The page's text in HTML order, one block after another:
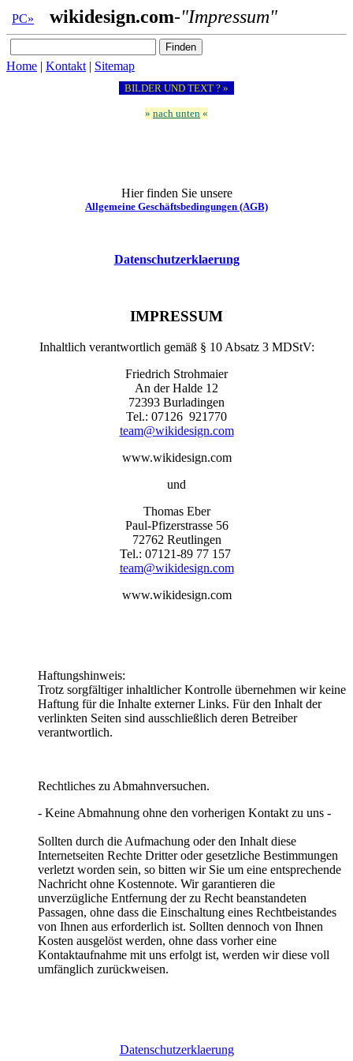
PC» wikidesign.com-"Impressum"
Home | Kontakt | Sitemap
BILDER UND TEXT ? »
» nach unten «
Hier finden Sie unsere
Allgemeine Geschäftsbedingungen (AGB)
Datenschutzerklaerung
IMPRESSUM
Inhaltlich verantwortlich gemäß § 10 Absatz 3 MDStV:
Friedrich Strohmaier
An der Halde 12
72393 Burladingen
Tel.: 07126 921770
team@wikidesign.com
www.wikidesign.com
und
Thomas Eber
Paul-Pfizerstrasse 56
72762 Reutlingen
Tel.: 07121-89 77 157
team@wikidesign.com
www.wikidesign.com
Haftungshinweis:
Trotz sorgfältiger inhaltlicher Kontrolle übernehmen wir keine
Haftung für die Inhalte externer Links. Für den Inhalt der
verlinkten Seiten sind ausschließlich deren Betreiber
verantwortlich.
Rechtliches zu Abmahnversuchen.
- Keine Abmahnung ohne den vorherigen Kontakt zu uns -
Sollten durch die Aufmachung oder den Inhalt diese
Internetseiten Rechte Dritter oder gesetzliche Bestimmungen
verletzt worden sein, so bitten wir Sie um eine entsprechende
Nachricht ohne Kostennote. Wir garantieren die
unverzügliche Entfernung der zu Recht beanstandeten
Passagen, ohne dass die Einschaltung eines Rechtbeistandes
von Ihnen aus erforderlich ist. Sollten dennoch von Ihnen
Kosten ausgelöst werden, ohne dass vorher eine
Kontaktaufnahme mit uns erfolgt ist, werden wir diese voll
umfänglich zurückweisen.
Datenschutzerklaerung